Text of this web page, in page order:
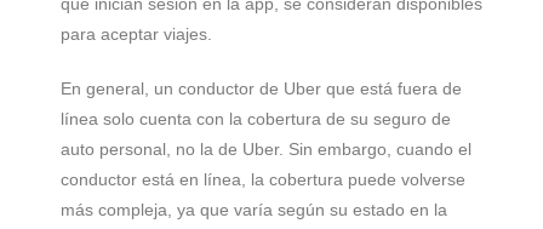
para aceptar viajes.
En general, un conductor de Uber que está fuera de
línea solo cuenta con la cobertura de su seguro de
auto personal, no la de Uber. Sin embargo, cuando el
conductor está en línea, la cobertura puede volverse
más compleja, ya que varía según su estado en la